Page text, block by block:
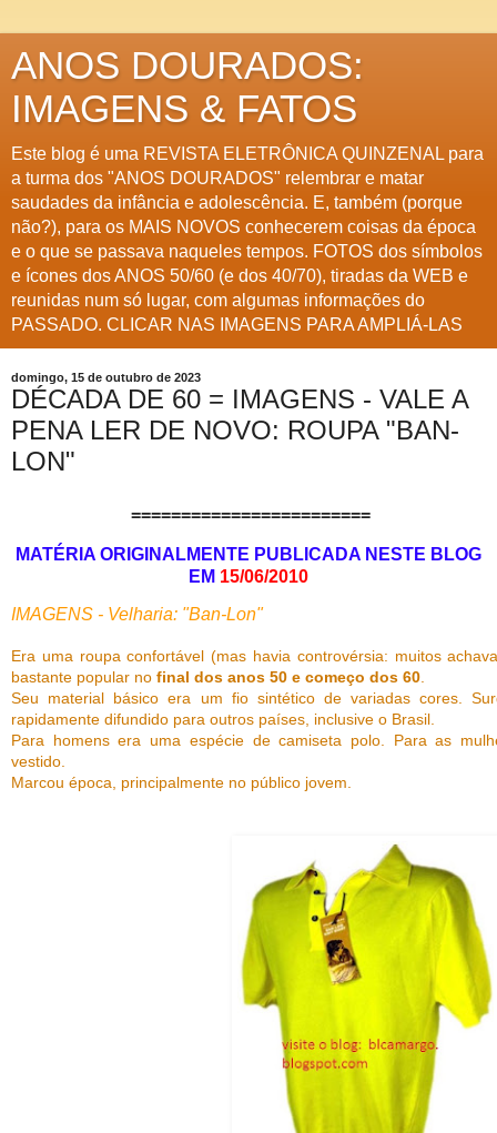
ANOS DOURADOS:
IMAGENS & FATOS
Este blog é uma REVISTA ELETRÔNICA QUINZENAL para
a turma dos "ANOS DOURADOS" relembrar e matar
saudades da infância e adolescência. E, também (porque
não?), para os MAIS NOVOS conhecerem coisas da época
e o que se passava naqueles tempos. FOTOS dos símbolos
e ícones dos ANOS 50/60 (e dos 40/70), tiradas da WEB e
reunidas num só lugar, com algumas informações do
PASSADO. CLICAR NAS IMAGENS PARA AMPLIÁ-LAS
domingo, 15 de outubro de 2023
DÉCADA DE 60 = IMAGENS - VALE A
PENA LER DE NOVO: ROUPA "BAN-
LON"
========================
MATÉRIA ORIGINALMENTE PUBLICADA NESTE BLOG
EM 15/06/2010
IMAGENS - Velharia: "Ban-Lon"
Era uma roupa confortável (mas havia controvérsia: muitos
bastante popular no final dos anos 50 e começo dos 60.
Seu material básico era um fio sintético de variadas cores.
rapidamente difundido para outros países, inclusive o Brasil.
Para homens era uma espécie de camiseta polo. Para as
vestido.
Marcou época, principalmente no público jovem.